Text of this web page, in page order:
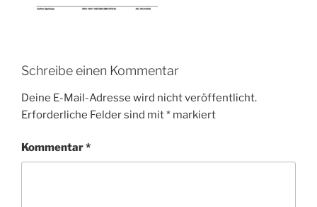
Schreibe einen Kommentar
Deine E-Mail-Adresse wird nicht veröffentlicht.
Erforderliche Felder sind mit* markiert
Kommentar*